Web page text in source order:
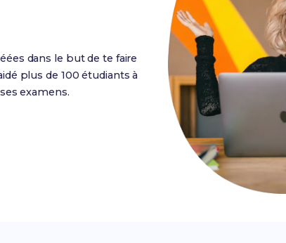
dans le but de te faire
plus de 100 étudiants à
examens.